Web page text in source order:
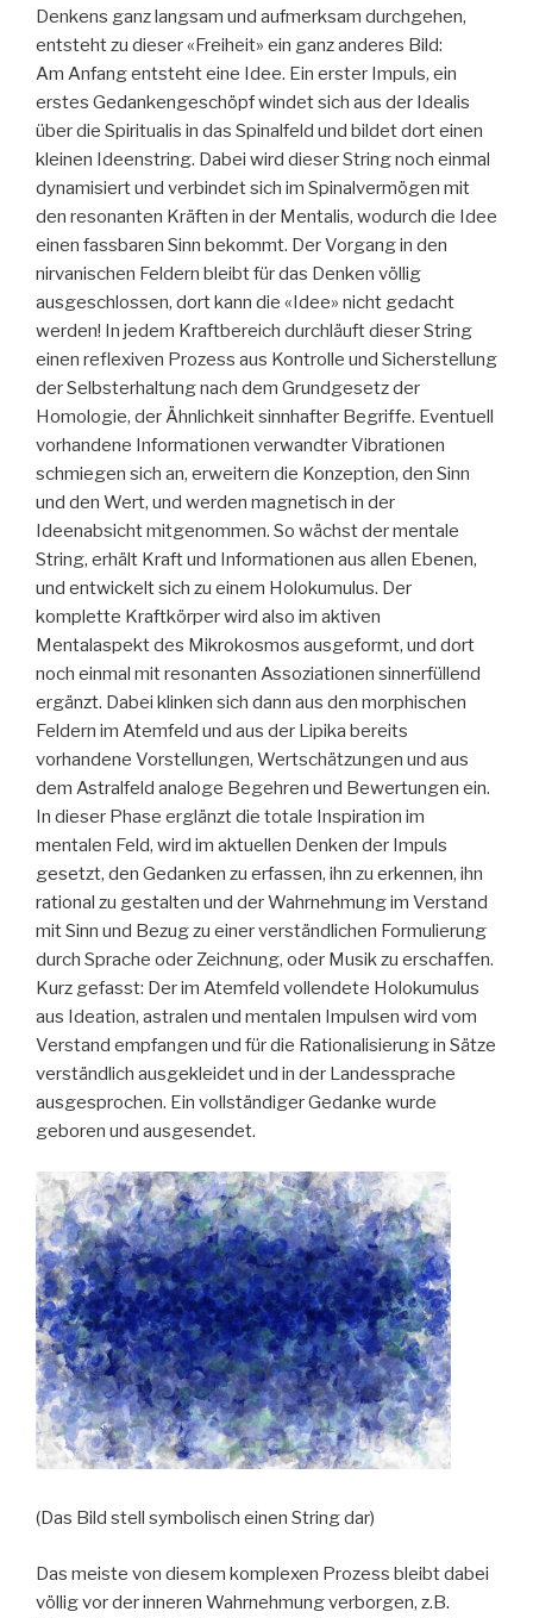
Denkens ganz langsam und aufmerksam durchgehen,
entsteht zu dieser «Freiheit» ein ganz anderes Bild:
Am Anfang entsteht eine Idee. Ein erster Impuls, ein
erstes Gedankengeschöpf windet sich aus der Idealis
über die Spiritualis in das Spinalfeld und bildet dort einen
kleinen Ideenstring. Dabei wird dieser String noch einmal
dynamisiert und verbindet sich im Spinalvermögen mit
den resonanten Kräften in der Mentalis, wodurch die Idee
einen fassbaren Sinn bekommt. Der Vorgang in den
nirvanischen Feldern bleibt für das Denken völlig
ausgeschlossen, dort kann die «Idee» nicht gedacht
werden! In jedem Kraftbereich durchläuft dieser String
einen reflexiven Prozess aus Kontrolle und Sicherstellung
der Selbsterhaltung nach dem Grundgesetz der
Homologie, der Ähnlichkeit sinnhafter Begriffe. Eventuell
vorhandene Informationen verwandter Vibrationen
schmiegen sich an, erweitern die Konzeption, den Sinn
und den Wert, und werden magnetisch in der
Ideenabsicht mitgenommen. So wächst der mentale
String, erhält Kraft und Informationen aus allen Ebenen,
und entwickelt sich zu einem Holokumulus. Der
komplette Kraftkörper wird also im aktiven
Mentalaspekt des Mikrokosmos ausgeformt, und dort
noch einmal mit resonanten Assoziationen sinnerfüllend
ergänzt. Dabei klinken sich dann aus den morphischen
Feldern im Atemfeld und aus der Lipika bereits
vorhandene Vorstellungen, Wertschätzungen und aus
dem Astralfeld analoge Begehren und Bewertungen ein.
In dieser Phase erglänzt die totale Inspiration im
mentalen Feld, wird im aktuellen Denken der Impuls
gesetzt, den Gedanken zu erfassen, ihn zu erkennen, ihn
rational zu gestalten und der Wahrnehmung im Verstand
mit Sinn und Bezug zu einer verständlichen Formulierung
durch Sprache oder Zeichnung, oder Musik zu erschaffen.
Kurz gefasst: Der im Atemfeld vollendete Holokumulus
aus Ideation, astralen und mentalen Impulsen wird vom
Verstand empfangen und für die Rationalisierung in Sätze
verständlich ausgekleidet und in der Landessprache
ausgesprochen. Ein vollständiger Gedanke wurde
geboren und ausgesendet.
(Das Bild stell symbolisch einen String dar)
Das meiste von diesem komplexen Prozess bleibt dabei
völlig vor der inneren Wahrnehmung verborgen, z.B.